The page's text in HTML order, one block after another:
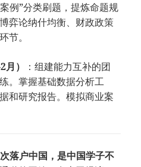
例”分类刷题，提炼命题规
弈论纳什均衡、财政政策
节。
）​
​：组建能力互补的团
。掌握基础数据分析工
和研究报告。模拟商业案
落户中国，是中国学子不